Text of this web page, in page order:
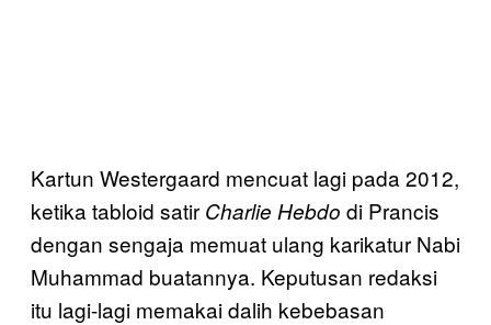
Kartun Westergaard mencuat lagi pada 2012,
ketika tabloid satir Charlie Hebdo di Prancis
dengan sengaja memuat ulang karikatur Nabi
Muhammad buatannya. Keputusan redaksi
itu lagi-lagi memakai dalih kebebasan